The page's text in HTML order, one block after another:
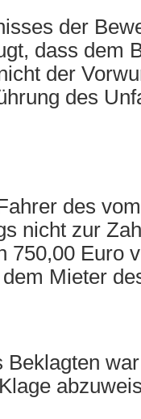
der
dass dem
der
des
des
nicht zur
750,00 Euro
Mieter
Beklagten